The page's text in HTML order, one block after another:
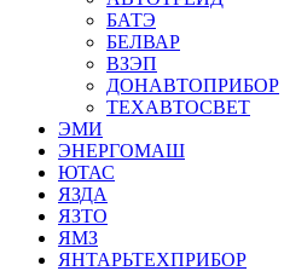
БАТЭ
БЕЛВАР
ВЗЭП
ДОНАВТОПРИБОР
ТЕХАВТОСВЕТ
ЭМИ
ЭНЕРГОМАШ
ЮТАС
ЯЗДА
ЯЗТО
ЯМЗ
ЯНТАРЬТЕХПРИБОР